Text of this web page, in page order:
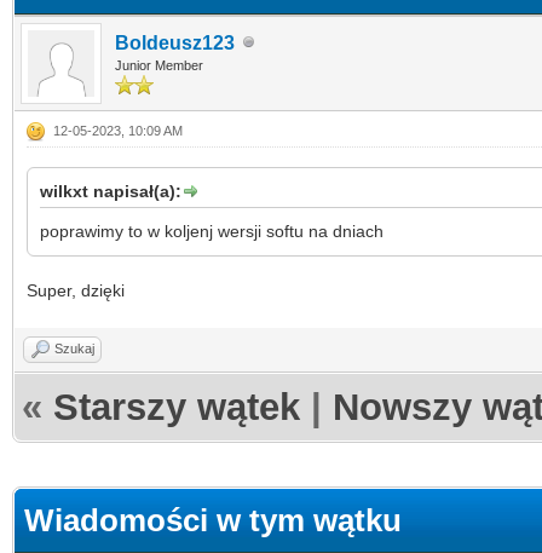
Boldeusz123
Junior Member
12-05-2023, 10:09 AM
wilkxt napisał(a):
poprawimy to w koljenj wersji softu na dniach
Super, dzięki
Szukaj
« Starszy wątek Nowszy
Wiadomości w tym wątku